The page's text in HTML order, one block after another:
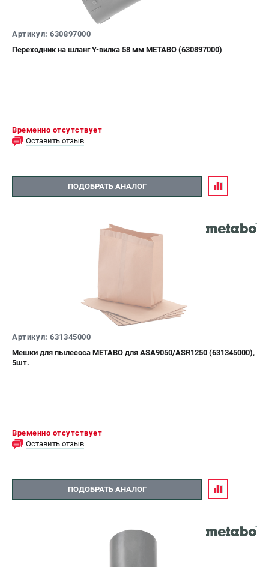
Артикул: 630897000
Переходник на шланг Y-вилка 58 мм METABO (630897000)
Временно отсутствует
Оставить отзыв
ПОДОБРАТЬ АНАЛОГ
Артикул: 631345000
Мешки для пылесоса METABO для ASA9050/ASR1250 (631345000),
5шт.
Временно отсутствует
Оставить отзыв
ПОДОБРАТЬ АНАЛОГ